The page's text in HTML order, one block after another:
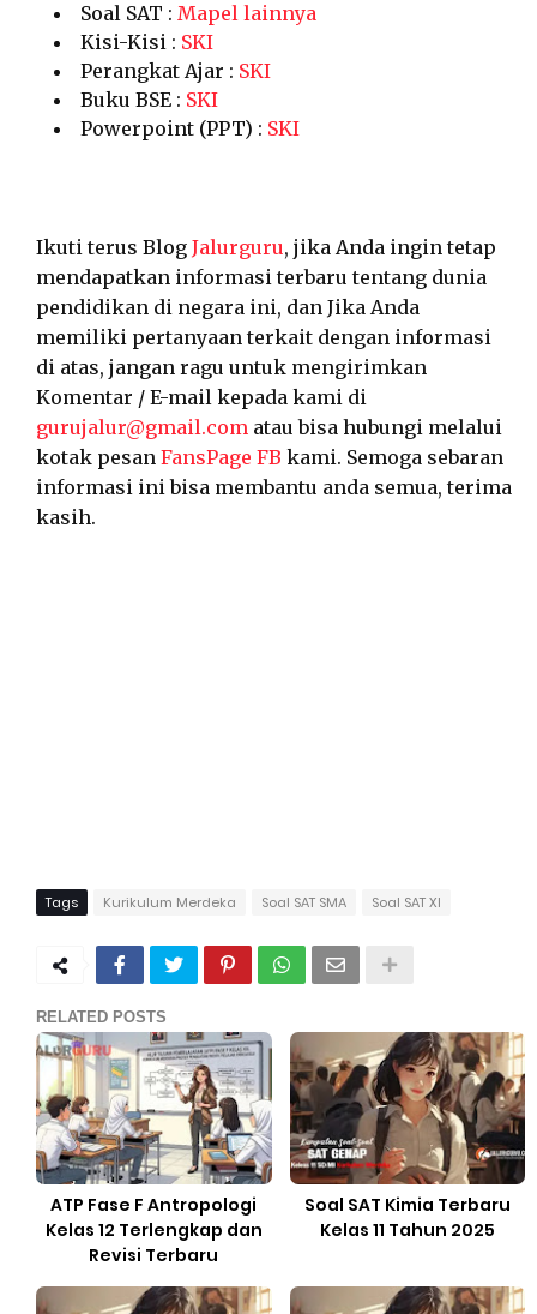
Soal SAT : Mapel lainnya
Kisi-Kisi : SKI
Perangkat Ajar : SKI
Buku BSE : SKI
Powerpoint (PPT) : SKI
Ikuti terus Blog Jalurguru, jika Anda ingin tetap
mendapatkan informasi terbaru tentang dunia
pendidikan di negara ini, dan Jika Anda
memiliki pertanyaan terkait dengan informasi
di atas, jangan ragu untuk mengirimkan
Komentar / E-mail kepada kami di
gurujalur@gmail.com atau bisa hubungi melalui
kotak pesan FansPage FB kami. Semoga sebaran
informasi ini bisa membantu anda semua, terima
kasih.
Tags Kurikulum Merdeka Soal SAT SMA Soal SAT XI
RELATED POSTS
ATP Fase F Antropologi
Kelas 12 Terlengkap dan
Revisi Terbaru
Soal SAT Kimia Terbaru
Kelas 11 Tahun 2025